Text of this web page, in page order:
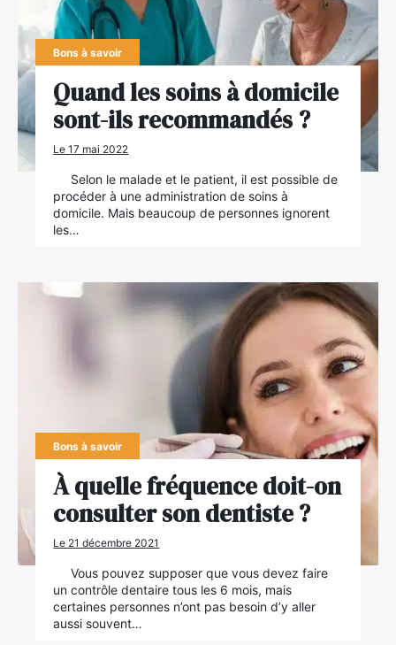
Bons à savoir
Quand les soins à domicile
sont-ils recommandés ?
Le 17 mai 2022
Selon le malade et le patient, il est possible de
procéder à une administration de soins à
domicile. Mais beaucoup de personnes ignorent
les…
Bons à savoir
À quelle fréquence doit-on
consulter son dentiste ?
Le 21 décembre 2021
Vous pouvez supposer que vous devez faire
un contrôle dentaire tous les 6 mois, mais
certaines personnes n’ont pas besoin d’y aller
aussi souvent…